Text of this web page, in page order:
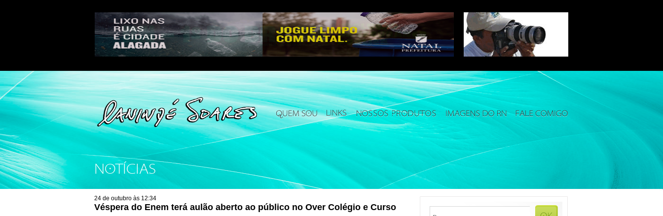
NOTÍCIAS
24 de outubro às 12:34
Véspera do Enem terá aulão aberto ao público no Over Colégio e Curso